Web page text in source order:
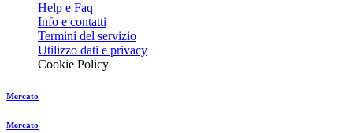
Help e Faq
Info e contatti
Termini del servizio
Utilizzo dati e privacy
Cookie Policy
Mercato
Mercato